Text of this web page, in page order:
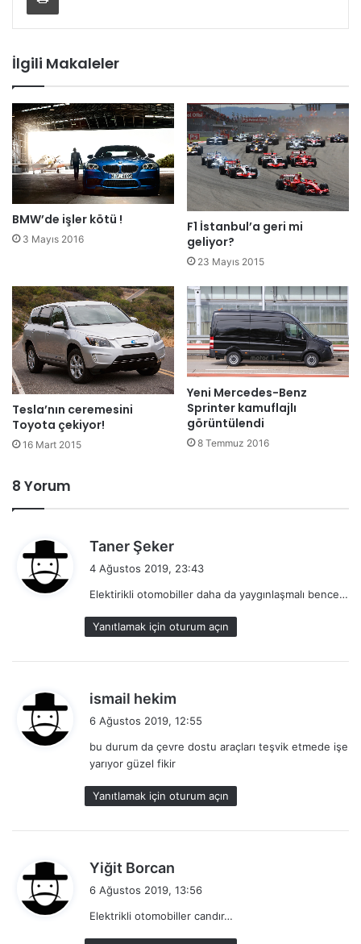
İlgili Makaleler
BMW’de işler kötü !
3 Mayıs 2016
F1 İstanbul’a geri mi
geliyor?
23 Mayıs 2015
Tesla’nın ceremesini
Toyota çekiyor!
16 Mart 2015
Yeni Mercedes-Benz
Sprinter kamuflajlı
görüntülendi
8 Temmuz 2016
8 Yorum
Taner Şeker
i
k
i
4 Ağustos 2019, 23:43
Elektirikli otomobiller daha da yaygınlaşmalı bence…
Yanıtlamak için oturum açın
ismail hekim
i
i
:
6 Ağustos 2019, 12:55
bu durum da çevre dostu araçları teşvik etmede işe
yarıyor güzel fikir
Yanıtlamak için oturum açın
Yiğit Borcan
i
k
6 Ağustos 2019, 13:56
Elektrikli otomobiller candır…